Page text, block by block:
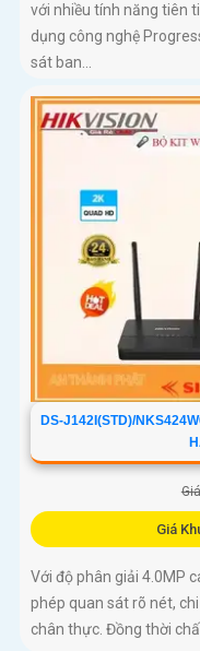
với nhiều tính năng tiên
dụng công nghệ
sát ban...
DS-J142I(STD)/
Giá
Với độ phân giải 4.0MP
phép quan sát rõ nét,
chân thực. Đồng thời